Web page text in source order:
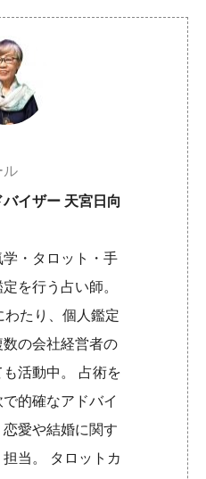
ル
イザー 天宮日向
・タロット・手
を行う占い師。
たり、個人鑑定
の会社経営者の
活動中。 占術を
的確なアドバイ
愛や結婚に関す
当。 タロットカ